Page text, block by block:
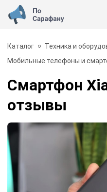
Каталог Техника и
Мобильные телефоны и
Смартфон
отзывы